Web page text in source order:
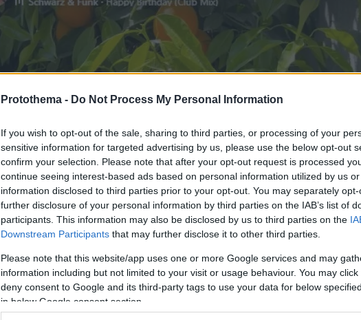
Protothema - Do Not Process My Personal Information
If you wish to opt-out of the sale, sharing to third parties, or processing of your
sensitive information for targeted advertising by us, please use the below opt-out
confirm your selection. Please note that after your opt-out request is processed
continue seeing interest-based ads based on personal information utilized by us
information disclosed to third parties prior to your opt-out. You may separately
further disclosure of your personal information by third parties on the IAB’s list of
participants. This information may also be disclosed by us to third parties on the
Downstream Participants that may further disclose it to other third parties.
Please note that this website/app uses one or more Google services and may
information including but not limited to your visit or usage behaviour. You may
deny consent to Google and its third-party tags to use your data for below
in below Google consent section.